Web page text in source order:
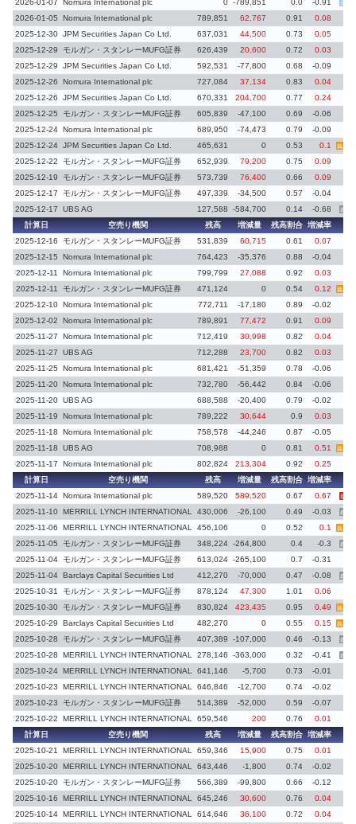
2026-01-07 Nomura International plc 0 -789,851 0.0 -0.91 全株
2026-01-05 Nomura International plc 789,851 62,767 0.91
0.08
2025-12-30 JPM Securities Japan Co Ltd. 637,031 44,500 0.73
0.05
2025-12-29
モルガン・スタンレーMUFG証券 626,439 20,600 0.72
0.03
2025-12-29
JPM Securities Japan Co Ltd. 592,531 -77,800 0.68
-0.09
2025-12-26
Nomura International plc 727,084 37,134 0.83
0.04
2025-12-26
JPM Securities Japan Co Ltd. 670,331 204,700 0.77
0.24
2025-12-25
モルガン・スタンレーMUFG証券 605,839 -47,100 0.69
-0.06
2025-12-24 Nomura International plc 689,950 -74,473 0.79
-0.09
2025-12-24 JPM Securities Japan Co Ltd. 465,631 0 0.53 0.1 義務再
2025-12-22 モルガン・スタンレーMUFG証券 652,939 79,200 0.75
0.09
2025-12-19
モルガン・スタンレーMUFG証券 573,739 76,400 0.66
0.09
2025-12-17
モルガン・スタンレーMUFG証券 497,339 -34,500 0.57
-0.04
2025-12-17
UBS AG 127,588 -584,700 0.14 -0.68 義務
計算日 空売り機関 残高 増減量 残高割合 増減率
備
2025-12-16
モルガン・スタンレーMUFG証券 531,839 60,715 0.61
0.07
2025-12-15
Nomura International plc 764,423 -35,376 0.88
-0.04
2025-12-11
Nomura International plc 799,799 27,088 0.92
0.03
2025-12-11
モルガン・スタンレーMUFG証券 471,124 0 0.54 0.12 義務再
2025-12-10 Nomura International plc 772,711 -17,180 0.89
-0.02
2025-12-02
Nomura International plc 789,891 77,472 0.91
0.09
2025-11-27
Nomura International plc 712,419 30,998 0.82
0.04
2025-11-27
UBS AG 712,288 23,700 0.82
0.03
2025-11-25
Nomura International plc 681,421 -51,359 0.78
-0.06
2025-11-20 Nomura International plc 732,780 -56,442 0.84
-0.06
2025-11-20 UBS AG 688,588 -20,400 0.79
-0.02
2025-11-19
Nomura International plc 789,222 30,644 0.9
0.03
2025-11-18
Nomura International plc 758,578 -44,246 0.87
-0.05
2025-11-18
UBS AG 708,988 0 0.81 0.51 義務再
2025-11-17 Nomura International plc 802,824 213,304 0.92
0.25
計算日
空売り機関 残高 増減量 残高割合 増減率
備
2025-11-14 Nomura International plc 589,520 589,520 0.67 0.67 新規
2025-11-10 MERRILL LYNCH INTERNATIONAL 430,006 -26,100 0.49 -0.03 義務
2025-11-06 MERRILL LYNCH INTERNATIONAL 456,106 0 0.52 0.1 義務再
2025-11-05 モルガン・スタンレーMUFG証券 348,224 -264,800 0.4 -0.3 義務
2025-11-04 モルガン・スタンレーMUFG証券 613,024 -265,100 0.7
-0.31
2025-11-04 Barclays Capital Securities Ltd 412,270 -70,000 0.47 -0.08 義務
2025-10-31 モルガン・スタンレーMUFG証券 878,124 47,300 1.01
0.06
2025-10-30 モルガン・スタンレーMUFG証券 830,824 423,435 0.95 0.49 義務再
2025-10-29 Barclays Capital Securities Ltd 482,270 0 0.55 0.15 義務再
2025-10-28 モルガン・スタンレーMUFG証券 407,389 -107,000 0.46 -0.13 義務
2025-10-28 MERRILL LYNCH INTERNATIONAL 278,146 -363,000 0.32 -0.41 義務
2025-10-24 MERRILL LYNCH INTERNATIONAL 641,146 -5,700 0.73
-0.01
2025-10-23
MERRILL LYNCH INTERNATIONAL 646,846 -12,700 0.74
-0.02
2025-10-23
モルガン・スタンレーMUFG証券 514,389 -52,000 0.59
-0.07
2025-10-22
MERRILL LYNCH INTERNATIONAL 659,546 200 0.76
0.01
計算日
空売り機関 残高 増減量 残高割合 増減率
備
2025-10-21
MERRILL LYNCH INTERNATIONAL 659,346 15,900 0.75
0.01
2025-10-20 MERRILL LYNCH INTERNATIONAL 643,446 -1,800 0.74
-0.02
2025-10-20 モルガン・スタンレーMUFG証券 566,389 -99,800 0.66
-0.12
2025-10-16
MERRILL LYNCH INTERNATIONAL 645,246 30,600 0.76
0.04
2025-10-14 MERRILL LYNCH INTERNATIONAL 614,646 36,100 0.72
0.04